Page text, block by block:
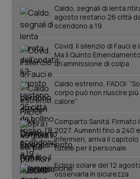
Salute orale & impianti
Sangue & coagulazione
Tiroide
Tumore al seno
Tumore ovarico
Tumori del Polmone &
Tumori gastrointestinali
Caldo, segnali di lenta
agosto restano 26 città
scendono a 19
Covid. Il silenzio di Fauci
Ma il Quinto
un’ammissione di colpa
Caldo estremo, FADOI:
corpo può non riuscire
calore”
Comparto Sanità.
2027. Aumenti fino a 240
infermieri, arriva il capitolo
tutele per il personale
Eclissi solare del 12
osservarla in sicurezza
CookieScriptConsent